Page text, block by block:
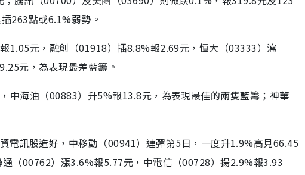
263點或6.1%弱勢。
1.05元，融創（01918）插8.8%報2.69元，恒大（03333）瀉
元，為表現最差藍籌。
中海油（00883）升5%報13.8元，為表現最佳的兩隻藍籌；神華
電訊股造好，中移動（00941）連彈第5日，一度升1.9%高見66.45
（00762）漲3.6%報5.77元，中電信（00728）揚2.9%報3.93